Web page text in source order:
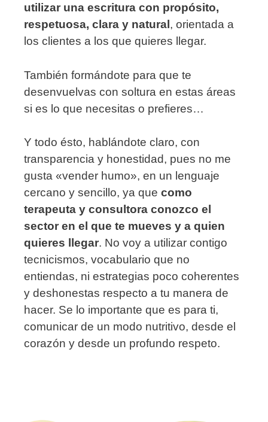
utilizar una escritura con propósito,
respetuosa, clara y natural , orientada a
los clientes a los que quieres llegar.
También formándote para que te
desenvuelvas con soltura en estas áreas
si es lo que necesitas o prefieres…
Y todo ésto, hablándote claro, con
transparencia y honestidad, pues no me
gusta «vender humo», en un lenguaje
cercano y sencillo, ya que como
terapeuta y consultora conozco el
sector en el que te mueves y a quien
quieres llegar. No voy a utilizar contigo
tecnicismos, vocabulario que no
entiendas, ni estrategias poco coherentes
y deshonestas respecto a tu manera de
hacer. Se lo importante que es para ti,
comunicar de un modo nutritivo, desde el
corazón y desde un profundo respeto.